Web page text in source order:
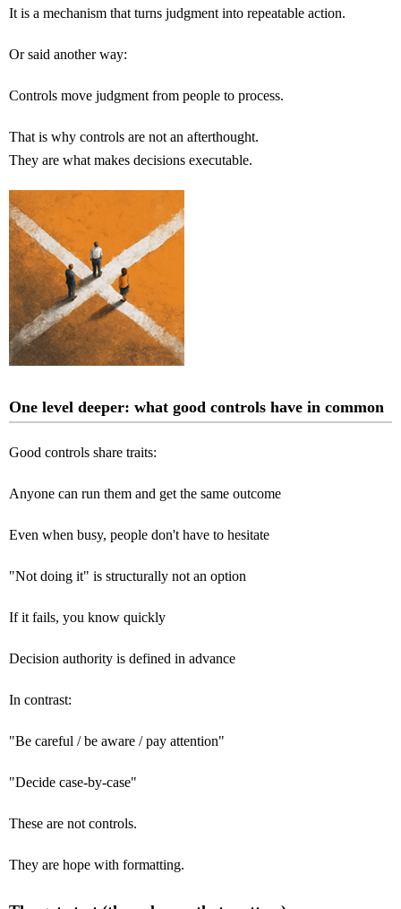
It is a mechanism that turns judgment into repeatable action.
Or said another way:
Controls move judgment from people to process.
That is why controls are not an afterthought.
They are what makes decisions executable.
One level deeper: what good controls have in common
Good controls share traits:
Anyone can run them and get the same outcome
Even when busy, people don't have to hesitate
"Not doing it" is structurally not an option
If it fails, you know quickly
Decision authority is defined in advance
In contrast:
"Be careful / be aware / pay attention"
"Decide case-by-case"
These are not controls.
They are hope with formatting.